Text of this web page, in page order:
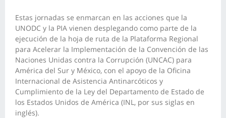
Estas jornadas se enmarcan en las acciones que la
UNODC y la PIA vienen desplegando como parte de la
ejecución de la hoja de ruta de la Plataforma Regional
para Acelerar la Implementación de la Convención de las
Naciones Unidas contra la Corrupción (UNCAC) para
América del Sur y México, con el apoyo de la Oficina
Internacional de Asistencia Antinarcóticos y
Cumplimiento de la Ley del Departamento de Estado de
los Estados Unidos de América (INL, por sus siglas en
inglés).